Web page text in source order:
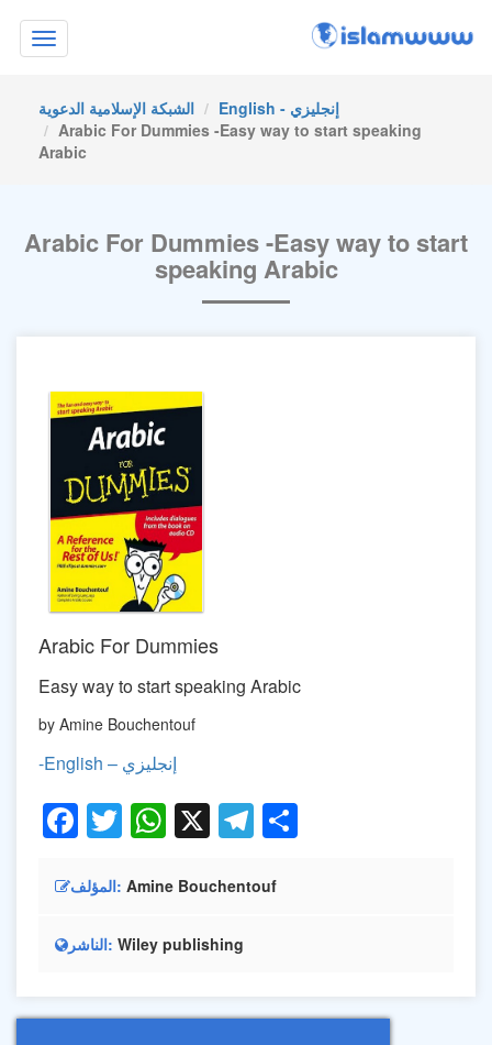
Toggle
navigation
الشبكة الإسلامية الدعوية
English - إنجليزي
Arabic For Dummies -Easy way to start speaking
Arabic
Arabic For Dummies -Easy way to start
speaking Arabic
Arabic For Dummies
Easy way to start speaking Arabic
by Amine Bouchentouf
-English – إنجليزي
Facebook
Twitter
WhatsApp
X Telegram
المؤلف Amine Bouchentouf
الناشر Wiley publishing